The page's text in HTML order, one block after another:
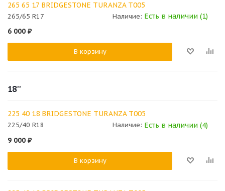
265 65 17 BRIDGESTONE TURANZA T005
265/65 R17 Наличие: Есть в наличии (1)
6 000 ₽
В корзину
18''
225 40 18 BRIDGESTONE TURANZA T005
225/40 R18 Наличие: Есть в наличии (4)
9 000 ₽
В корзину